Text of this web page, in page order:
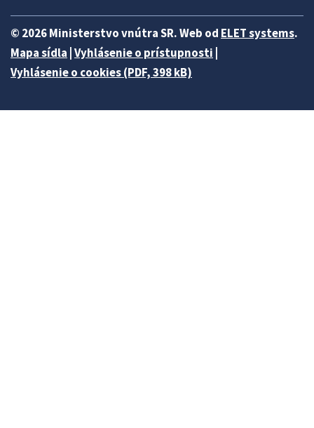
© 2026 Ministerstvo vnútra SR. Web od ELET systems.
Mapa sídla Vyhlásenie o prístupnosti
Vyhlásenie o cookies (PDF, 398 kB)